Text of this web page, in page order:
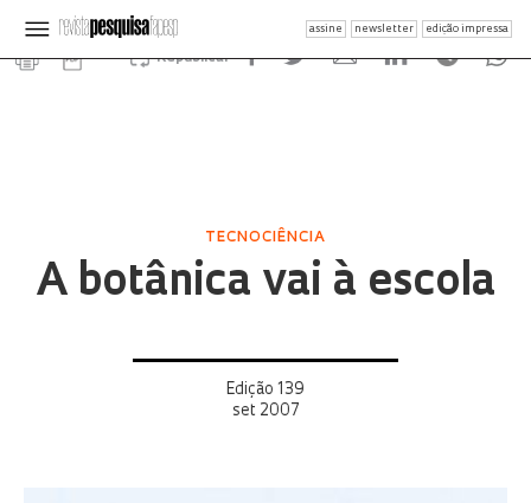
assine newsletter edição impressa
Republicar
TECNOCIÊNCIA
A botânica vai à escola
Edição 139
set 2007